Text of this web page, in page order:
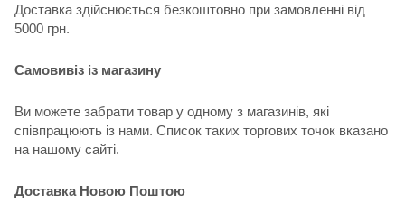
Доставка здійснюється безкоштовно при замовленні від
5000 грн.
Самовивіз із магазину
Ви можете забрати товар у одному з магазинів, які
співпрацюють із нами. Список таких торгових точок вказано
на нашому сайті.
Доставка Новою Поштою